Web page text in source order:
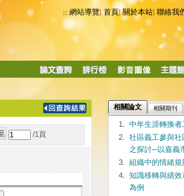
::: 網站導覽|首頁|關於本站 聯絡我
導
/1 頁
相關論文 相關期刊
1.
中年生涯轉換
2.
社區義工參與
之探討─以嘉義
3.
組織中的情緒
4.
知識移轉與績
為例